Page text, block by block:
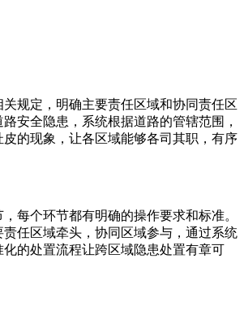
规定，明确主要责任区域和协同责任区
安全隐患，系统根据道路的管辖范围，
的现象，让各区域能够各司其职，有序
每个环节都有明确的操作要求和标准。
任区域牵头，协同区域参与，通过系统
的处置流程让跨区域隐患处置有章可